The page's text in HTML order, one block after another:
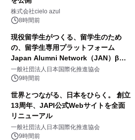
株式会社cielo azul
8時間前
現役留学生がつくる、留学生のため
の、留学生専用プラットフォーム
Japan Alumni Network（JAN）β版
をリリース
一般社団法人日本国際化推進協会
9時間前
世界とつながる、日本をひらく。 創立
13周年、JAPI公式Webサイトを全面
リニューアル
一般社団法人日本国際化推進協会
9時間前